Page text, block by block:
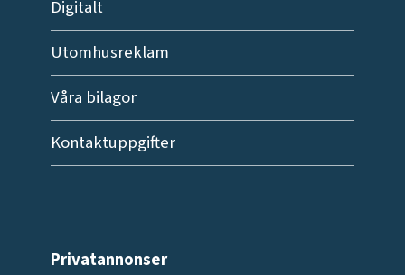
Digitalt
Utomhusreklam
Våra bilagor
Kontaktuppgifter
Privatannonser